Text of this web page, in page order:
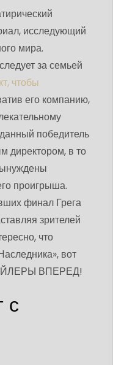
исследующий
мира.
за семьей
чтобы
его компанию,
победитель
директором, в то
проигрыша.
финал Грега
зрителей
что
вот
ВПЕРЕД!
с